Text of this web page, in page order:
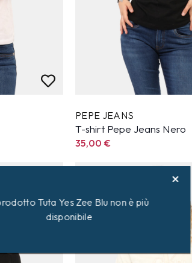
PEPE JEANS
T-shirt Pepe Jeans Nero
35,00€
Tuta Yes Zee Blu non è più
disponibile